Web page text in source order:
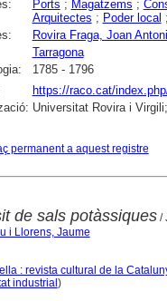
Ports ; Magatzems ;
Arquitectes ; Poder local ;
Rovira Fraga, Joan Antoni
Tarragona
1785 - 1796
https://raco.cat/
Universitat Rovira i
permanent a aquest registre
de sals potàssiques/
i Llorens, Jaume
: revista cultural de la
industrial )